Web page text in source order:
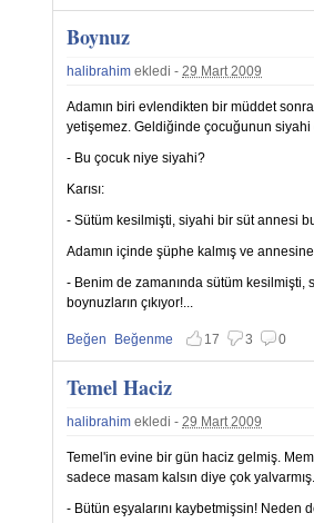
Beğenmekten vazgeç
Beğenmemekten vazgeç
Boynuz
halibrahim ekledi - 29 Mart 2009
Adamın biri evlendikten bir müddet
yetişemez. Geldiğinde çocuğunun siyahi
- Bu çocuk niye siyahi?
Karısı:
- Sütüm kesilmişti, siyahi bir süt annesi
Adamın içinde şüphe kalmış ve
- Benim de zamanında sütüm
boynuzların çıkıyor!...
Beğen
Beğenmekten vazgeç
Beğenme
Beğenmemekten vazgeç
17 3 0
Temel Haciz
halibrahim ekledi - 29 Mart 2009
Temel'in evine bir gün haciz gelmiş.
sadece masam kalsın diye çok
- Bütün eşyalarını kaybetmişsin! Neden